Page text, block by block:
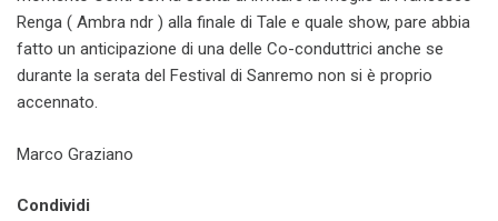
Renga ( Ambra ndr ) alla finale di Tale e quale show, pare abbia
fatto un anticipazione di una delle Co-conduttrici anche se
durante la serata del Festival di Sanremo non si è proprio
accennato.
Marco Graziano
Condividi